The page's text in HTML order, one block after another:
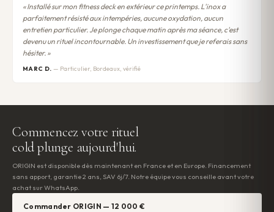
« Installé sur mon fitness deck en extérieur ce printemps. L'inox a
parfaitement résisté aux intempéries, aucune oxydation, aucun
entretien particulier. Je plonge chaque matin après ma séance, c'est
devenu un rituel incontournable. Un investissement que je referais sans
hésiter. »
MARC D.— Particulier, Bordeaux, vérifié
Commencez votre rituel
cold plunge aujourd'hui.
ORIGIN est disponible dès maintenant en France et en Europe. Financement
sans apport, garantie 2 ans, SAV 6j/7. Notre équipe vous conseille avant votre
achat sur WhatsApp.
Commander ORIGIN — 12 000 €